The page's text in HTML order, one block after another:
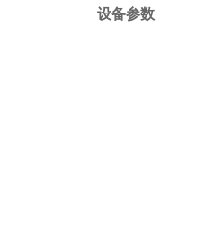
设备参数